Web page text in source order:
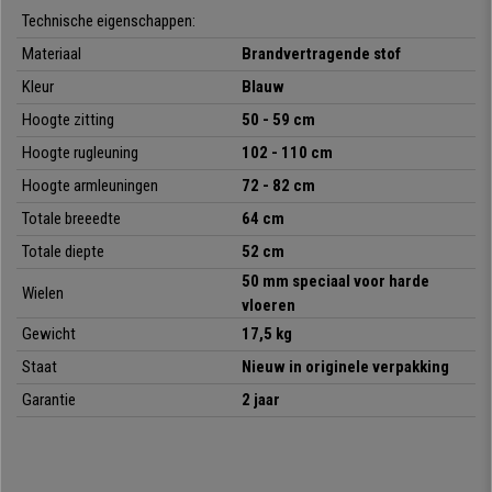
Hij isbekleed met kwaliteitsstof, een brandvertragend materiaal
is verkrijgbaar in verschillende kleuren. Zo kunt u de kleur kiezen die het
Samengevat is dit een uitzonderlijke stoel, geschikt voor een intensief
bureaustoelpro bieden we hem u aan voor een onverslaanbare prijs, met
de beste service op de markt. Het is een aankoop waar u geen spijt van
• Gemaakt van kwaliteitsmateriaal
Bekleed met brandvertragende stof
• Zeer comfortabele, dikke vulling
•Met synchroon kantelmechanisme
Technische eigenschappen:
Materiaal
Brandvertragende stof
Kleur
Blauw
Hoogte zitting
50 - 59 cm
Hoogte rugleuning
102 - 110 cm
Hoogte armleuningen
72 - 82 cm
Totale breeedte
64 cm
Totale diepte
52 cm
Wielen
50 mm speciaal voor harde
vloeren
Gewicht
17,5 kg
Staat
Nieuw in originele verpakking
Garantie
2 jaar